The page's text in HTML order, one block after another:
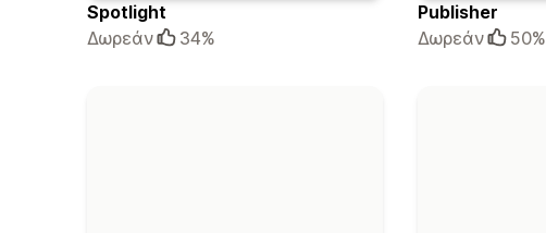
Spotlight
Δωρεάν
34%
Publisher
Δωρεάν
50%